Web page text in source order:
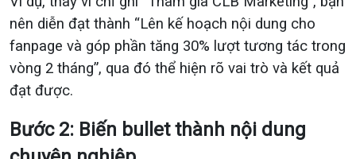
nên diễn đạt thành “Lên kế hoạch nội dung cho
fanpage và góp phần tăng 30% lượt tương tác trong
vòng 2 tháng”, qua đó thể hiện rõ vai trò và kết quả
đạt được.
Bước 2: Biến bullet thành nội dung